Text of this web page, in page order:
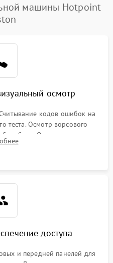
машины Hotpoint
осмотр
кодов ошибок на
теста. Осмотр ворсового
Опрос клиента о
барабан, сильно шумит
доступа
и передней панелей для